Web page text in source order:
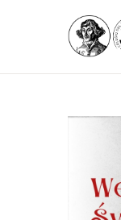
XXXIII